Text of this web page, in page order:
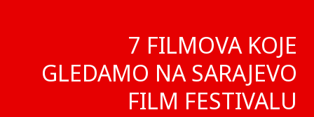
7 FILMOVA KOJE
GLEDAMO NA SARAJEVO
FILM FESTIVALU